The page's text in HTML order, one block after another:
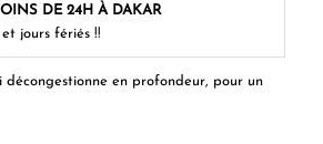
décongestionne en profondeur, pour un
DE 24H À DAKAR
jours fériés !!